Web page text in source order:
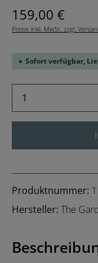
Regulärer Preis:
159,00 €
Preise inkl. MwSt. zzgl.
Sofort verfügbar,
Produkt
Produktnummer:
Hersteller: The